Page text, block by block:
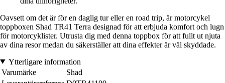
Oavsett om det är för en daglig tur eller en road trip, är motorcykel
toppboxen Shad TR41 Terra designad för att erbjuda komfort och lugn
för motorcyklister. Utrusta dig med denna toppbox för att fullt ut njuta
av dina resor medan du säkerställer att dina effekter är väl skyddade.
Ytterligare information
Varumärke
Shad